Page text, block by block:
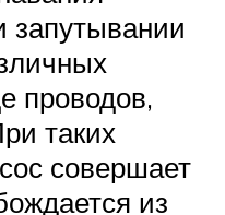
запутывании
проводов,
таких
совершает
из